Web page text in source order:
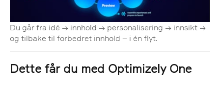
Du går fra idé → innhold → personalisering → innsikt →
og tilbake til forbedret innhold – i én flyt.
Dette får du med Optimizely One